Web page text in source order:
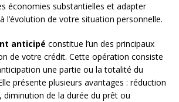
économies substantielles et adapter
l’évolution de votre situation personnelle.
anticipé constitue l’un des principaux
de votre crédit. Cette opération consiste
une partie ou la totalité du
présente plusieurs avantages : réduction
diminution de la durée du prêt ou